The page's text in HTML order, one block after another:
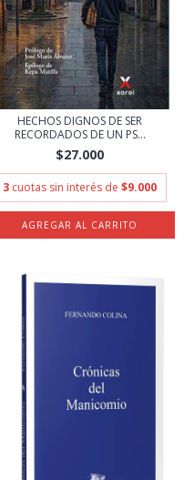
HECHOS DIGNOS DE SER
RECORDADOS DE UN PS...
$27.000
3 cuotas sin interés de $9.000